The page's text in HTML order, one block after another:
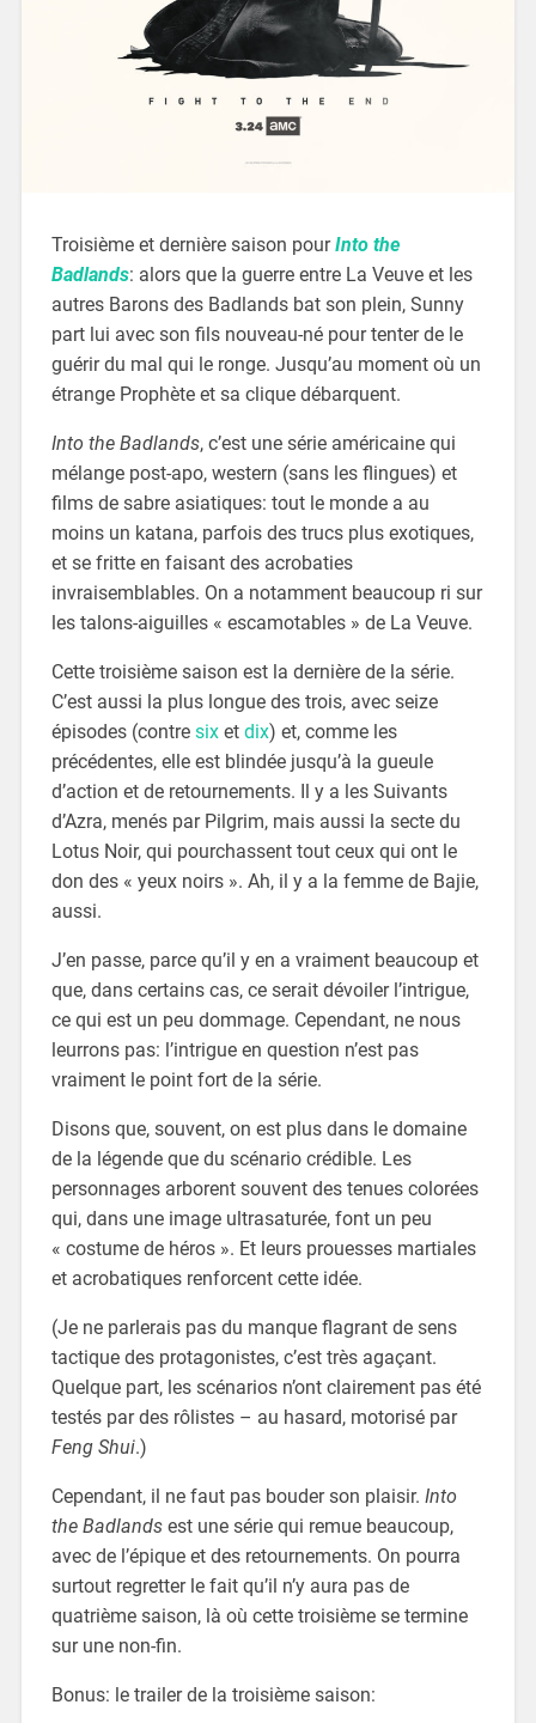
Troisième et dernière saison pourInto the
Badlands: alors que la guerre entre La Veuve et les
autres Barons des Badlands bat son plein, Sunny
part lui avec son fils nouveau-né pour tenter de le
guérir du mal qui le ronge. Jusqu’au moment où un
étrange Prophète et sa clique débarquent.
Into the Badlands, c’est une série américaine qui
mélange post-apo, western (sans les flingues) et
films de sabre asiatiques: tout le monde a au
moins un katana, parfois des trucs plus exotiques,
et se fritte en faisant des acrobaties
invraisemblables. On a notamment beaucoup ri sur
les talons-aiguilles « escamotables » de La Veuve.
Cette troisième saison est la dernière de la série.
C’est aussi la plus longue des trois, avec seize
épisodes (contre sixet dix) et, comme les
précédentes, elle est blindée jusqu’à la gueule
d’action et de retournements. Il y a les Suivants
d’Azra, menés par Pilgrim, mais aussi la secte du
Lotus Noir, qui pourchassent tout ceux qui ont le
don des « yeux noirs ». Ah, il y a la femme de Bajie,
aussi.
J’en passe, parce qu’il y en a vraiment beaucoup et
que, dans certains cas, ce serait dévoiler l’intrigue,
ce qui est un peu dommage. Cependant, ne nous
leurrons pas: l’intrigue en question n’est pas
vraiment le point fort de la série.
Disons que, souvent, on est plus dans le domaine
de la légende que du scénario crédible. Les
personnages arborent souvent des tenues colorées
qui, dans une image ultrasaturée, font un peu
« costume de héros ». Et leurs prouesses martiales
et acrobatiques renforcent cette idée.
(Je ne parlerais pas du manque flagrant de sens
tactique des protagonistes, c’est très agaçant.
Quelque part, les scénarios n’ont clairement pas été
testés par des rôlistes – au hasard, motorisé par
Feng Shui.)
Cependant, il ne faut pas bouder son plaisir. Into
the Badlandsest une série qui remue beaucoup,
avec de l’épique et des retournements. On pourra
surtout regretter le fait qu’il n’y aura pas de
quatrième saison, là où cette troisième se termine
sur une non-fin.
Bonus: le trailer de la troisième saison: